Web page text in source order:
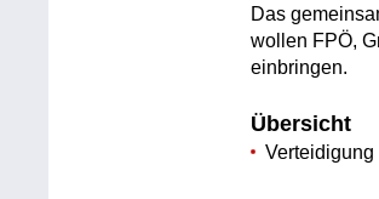
Das
wollen FPÖ,
einbringen.
Übersicht
Verteidigung